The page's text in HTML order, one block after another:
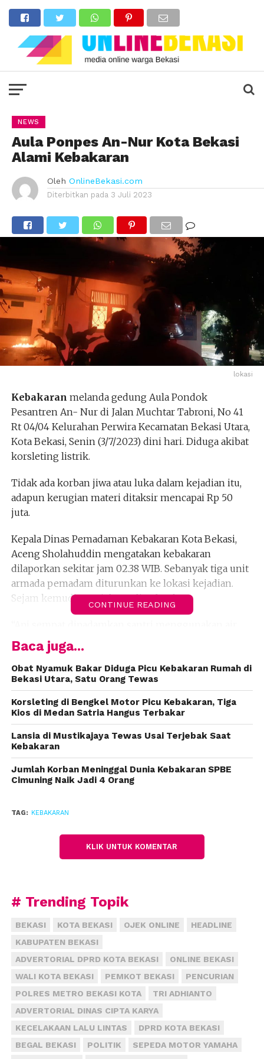
NEWS
Aula Ponpes An-Nur Kota Bekasi
Alami Kebakaran
Oleh OnlineBekasi.com
Diterbitkan pada 3 Juli 2023
lokasi
Kebakaran melanda gedung Aula Pondok
Pesantren An- Nur di Jalan Muchtar Tabroni, No 41
Rt 04/04 Kelurahan Perwira Kecamatan Bekasi Utara,
Kota Bekasi, Senin (3/7/2023) dini hari. Diduga akibat
korsleting listrik.
Tidak ada korban jiwa atau luka dalam kejadian itu,
adapun kerugian materi ditaksir mencapai Rp 50
juta.
Kepala Dinas Pemadaman Kebakaran Kota Bekasi,
Aceng Sholahuddin mengatakan kebakaran
dilaporkan sekitar jam 02.38 WIB. Sebanyak tiga unit
armada pemadam diturunkan ke lokasi kejadian.
Sejam kemudian api dapat dipadamkan.
selang namun api tambah membesar lalu santri
lainnya menghubungi petugas Damkar Kota Bekasi,”
kata Aceng dalam keterangannya.
meter. Hasil inventarisasi sementara, kerugian
materi ditaksir mencapai 50 juta.
Reporter: Fahmi
CONTINUE READING
Baca juga...
Obat Nyamuk Bakar Diduga Picu Kebakaran Rumah di
Bekasi Utara, Satu Orang Tewas
Korsleting di Bengkel Motor Picu Kebakaran, Tiga
Kios di Medan Satria Hangus Terbakar
Lansia di Mustikajaya Tewas Usai Terjebak Saat
Kebakaran
Jumlah Korban Meninggal Dunia Kebakaran SPBE
Cimuning Naik Jadi 4 Orang
TAG: KEBAKARAN
KLIK UNTUK KOMENTAR
# Trending Topik
BEKASI KOTA BEKASI OJEK ONLINE
HEADLINE
KABUPATEN BEKASI
ADVERTORIAL DPRD KOTA BEKASI
ONLINE BEKASI
WALI KOTA BEKASI
PEMKOT BEKASI
PENCURIAN
POLRES METRO BEKASI KOTA
TRI ADHIANTO
ADVERTORIAL DINAS CIPTA KARYA
KECELAKAAN LALU LINTAS
DPRD KOTA BEKASI
BEGAL BEKASI
POLITIK
SEPEDA MOTOR YAMAHA